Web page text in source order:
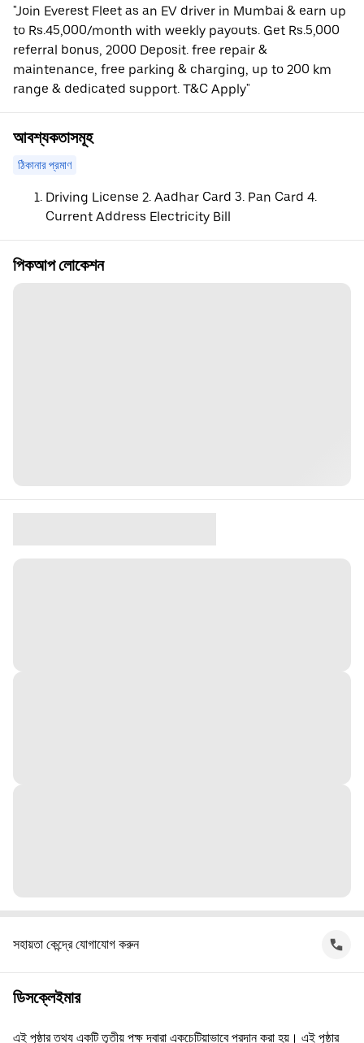
"Join Everest Fleet as an EV driver in Mumbai & earn up
to Rs.45,000/month with weekly payouts. Get Rs.5,000
referral bonus, 2000 Deposit. free repair &
maintenance, free parking & charging, up to 200 km
range & dedicated support. T&C Apply"
আবশ্যকতাসমূহ
ঠিকানার প্রমাণ
Driving License 2. Aadhar Card 3. Pan Card 4.
Current Address Electricity Bill
পিকআপ লোকেশন
সহায়তা কেন্দ্রে যোগাযোগ করুন
ডিসক্লেইমার
এই পৃষ্ঠার তথ্য একটি তৃতীয় পক্ষ দ্বারা একচেটিয়াভাবে প্রদান করা হয়। এই পৃষ্ঠার